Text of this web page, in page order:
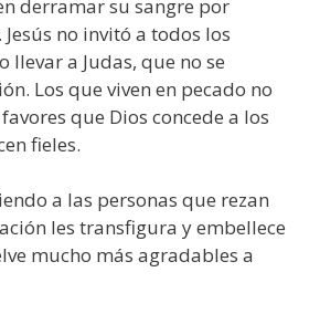
derramar su sangre por
no invitó a todos los
llevar a Judas, que no se
Los que viven en pecado no
que Dios concede a los
fieles.
a las personas que rezan
les transfigura y embellece
mucho más agradables a